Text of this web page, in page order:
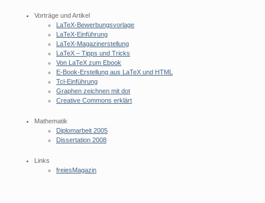
Vorträge und Artikel
LaTeX-Bewerbungsvorlage
LaTeX-Einführung
LaTeX-Magazinerstellung
LaTeX – Tipps und Tricks
Von LaTeX zum Ebook
E-Book-Erstellung aus LaTeX und HTML
Tcl-Einführung
Graphen zeichnen mit dot
Creative Commons erklärt
Mathematik
Diplomarbeit 2005
Dissertation 2008
Links
freiesMagazin